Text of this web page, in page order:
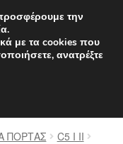
ΠΟΡΤΑΣ
C5 I II
την
με τα cookies που
ανατρέξτε